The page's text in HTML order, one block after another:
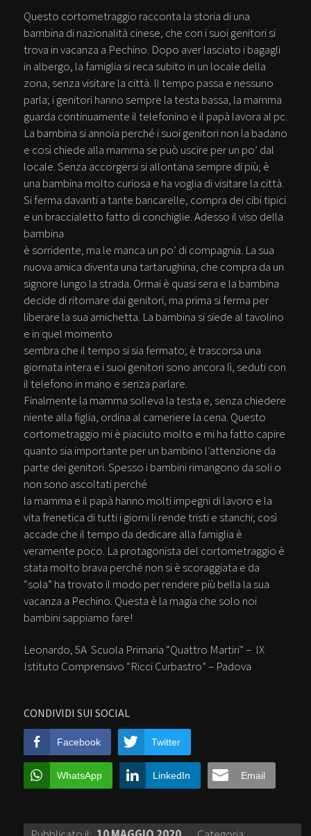
Questo cortometraggio racconta la storia di una
bambina di nazionalità cinese, che con i suoi genitori si
trova in vacanza a Pechino. Dopo aver lasciato i bagagli
in albergo, la famiglia si reca subito in un locale della
zona, senza visitare la città. Il tempo passa e nessuno
parla; i genitori hanno sempre la testa bassa, la mamma
guarda continuamente il telefonino e il papà lavora al pc.
La bambina si annoia perché i suoi genitori non la badano
e così chiede alla mamma se può uscire per un po’ dal
locale. Senza accorgersi si allontana sempre di più; è
una bambina molto curiosa e ha voglia di visitare la città.
Si ferma davanti a tante bancarelle, compra dei cibi tipici
e un braccialetto fatto di conchiglie. Adesso il viso della
bambina
è sorridente, ma le manca un po’ di compagnia. La sua
nuova amica diventa una tartarughina, che compra da un
signore lungo la strada. Ormai è quasi sera e la bambina
decide di ritornare dai genitori, ma prima si ferma per
liberare la sua amichetta. La bambina si siede al tavolino
e in quel momento
sembra che il tempo si sia fermato; è trascorsa una
giornata intera e i suoi genitori sono ancora lì, seduti con
il telefono in mano e senza parlare.
Finalmente la mamma solleva la testa e, senza chiedere
niente alla figlia, ordina al cameriere la cena. Questo
cortometraggio mi è piaciuto molto e mi ha fatto capire
quanto sia importante per un bambino l’attenzione da
parte dei genitori. Spesso i bambini rimangono da soli o
non sono ascoltati perché
la mamma e il papà hanno molti impegni di lavoro e la
vita frenetica di tutti i giorni li rende tristi e stanchi; così
accade che il tempo da dedicare alla famiglia è
veramente poco. La protagonista del cortometraggio è
stata molto brava perché non si è scoraggiata e da
“sola” ha trovato il modo per rendere più bella la sua
vacanza a Pechino. Questa è la magia che solo noi
bambini sappiamo fare!
Leonardo, 5A Scuola Primaria “Quattro Martiri” – IX
Istituto Comprensivo “Ricci Curbastro” – Padova
CONDIVIDI SUI SOCIAL
Facebook Twitter
WhatsApp LinkedIn Email